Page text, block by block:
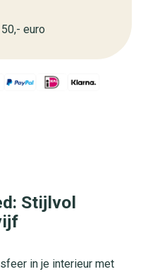
euro
Stijlvol
in je interieur met